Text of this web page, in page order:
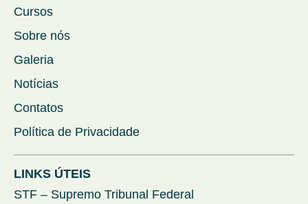
Cursos
Sobre nós
Galeria
Notícias
Contatos
Política de Privacidade
LINKS ÚTEIS
STF – Supremo Tribunal Federal